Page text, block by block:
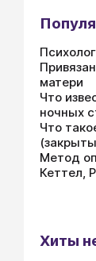
матери
Что
ночных
Что
Метод
Кеттел,
Хиты